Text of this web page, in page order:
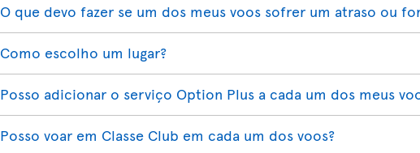
O que devo fazer se um dos meus voos sofrer um atraso ou
Como escolho um lugar?
Posso adicionar o serviço Option Plus a cada um dos meus
Posso voar em Classe Club em cada um dos voos?